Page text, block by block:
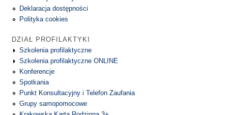
Deklaracja dostępności
Polityka cookies
DZIAŁ PROFILAKTYKI
Szkolenia profilaktyczne
Szkolenia profilaktyczne ONLINE
Konferencje
Spotkania
Punkt Konsultacyjny i Telefon Zaufania
Grupy samopomocowe